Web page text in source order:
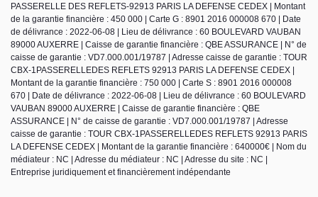
PASSERELLE DES REFLETS-92913 PARIS LA DEFENSE CEDEX | Montant
de la garantie financière : 450 000 | Carte G : 8901 2016 000008 670 | Date
de délivrance : 2022-06-08 | Lieu de délivrance : 60 BOULEVARD VAUBAN
89000 AUXERRE | Caisse de garantie financière : QBE ASSURANCE | N° de
caisse de garantie : VD7.000.001/19787 | Adresse caisse de garantie : TOUR
CBX-1PASSERELLEDES REFLETS 92913 PARIS LA DEFENSE CEDEX |
Montant de la garantie financière : 750 000 | Carte S : 8901 2016 000008
670 | Date de délivrance : 2022-06-08 | Lieu de délivrance : 60 BOULEVARD
VAUBAN 89000 AUXERRE | Caisse de garantie financière : QBE
ASSURANCE | N° de caisse de garantie : VD7.000.001/19787 | Adresse
caisse de garantie : TOUR CBX-1PASSERELLEDES REFLETS 92913 PARIS
LA DEFENSE CEDEX | Montant de la garantie financière : 640000€ | Nom du
médiateur : NC | Adresse du médiateur : NC | Adresse du site : NC |
Entreprise juridiquement et financièrement indépendante